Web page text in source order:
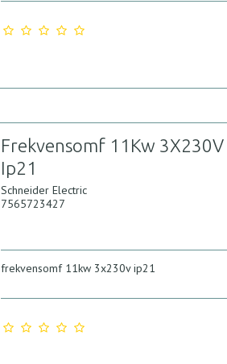
Frekvensomf 11Kw 3X230V
Ip21
Schneider Electric
7565723427
frekvensomf 11kw 3x230v ip21